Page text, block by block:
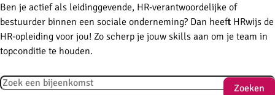
Ben je actief als leidinggevende, HR-verantwoordelijke of
bestuurder binnen een sociale onderneming? Dan heeft HRwijs de
HR-opleiding voor jou! Zo scherp je jouw skills aan om je team in
topconditie te houden.
Zoeken
Zoeken